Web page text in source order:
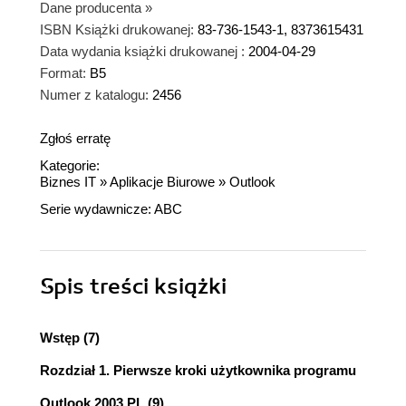
Dane producenta »
ISBN Książki drukowanej: 83-736-1543-1, 8373615431
Data wydania książki drukowanej : 2004-04-29
Format: B5
Numer z katalogu: 2456
Zgłoś erratę
Kategorie:
Biznes IT »Aplikacje Biurowe » Outlook
Serie wydawnicze: ABC
Spis treści książki
Wstęp (7)
Rozdział 1. Pierwsze kroki użytkownika programu